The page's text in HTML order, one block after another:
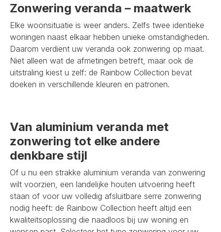
Zonwering veranda – maatwerk
Elke woonsituatie is weer anders. Zelfs twee identieke
woningen naast elkaar hebben unieke omstandigheden.
Daarom verdient uw veranda ook zonwering op maat.
Niet alleen wat de afmetingen betreft, maar ook de
uitstraling kiest u zelf: de Rainbow Collection bevat
doeken in verschillende kleuren en patronen.
Van aluminium veranda met
zonwering tot elke andere
denkbare stijl
Of u nu een strakke aluminium veranda van zonwering
wilt voorzien, een landelijke houten uitvoering heeft
staan of voor uw volledig afsluitbare serre zonwering
nodig heeft: de Rainbow Collection heeft altijd een
kwaliteitsoplossing die naadloos bij uw woning en